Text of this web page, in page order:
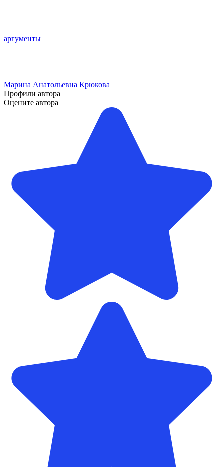
аргументы
Марина Анатольевна Крюкова
Профили автора
Оцените автора